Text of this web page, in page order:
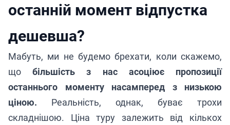
останній момент відпустка
дешевша?
Мабуть, ми не будемо брехати, коли скажемо,
щобільшість з нас асоціює пропозиції
останнього моменту насамперед з низькою
ціною. Реальність, однак, буває трохи
складнішою. Ціна туру залежить від кількох